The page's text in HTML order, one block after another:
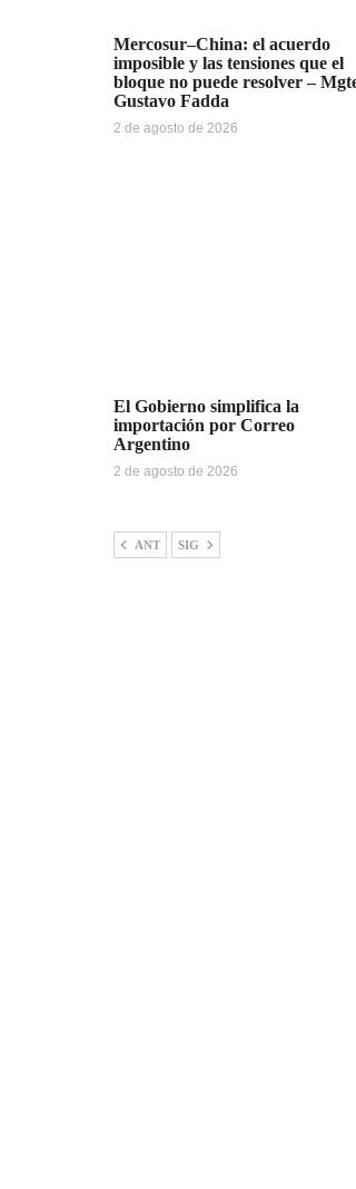
Mercosur–China: el acuerdo
imposible y las tensiones que el
bloque no puede resolver –
Gustavo Fadda
2 de agosto de 2026
El Gobierno simplifica la
importación por Correo
Argentino
2 de agosto de 2026
ANT SIG